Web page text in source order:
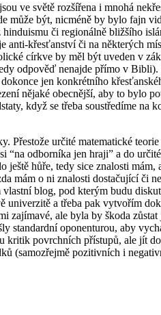
ve světě rozšířena i mnohá
může být, nicméně by bylo fajn
či regionálně bližšího
anti-křesťanství či na některých
církve by měl být uveden v
odpověď nenajde přímo v Bibli).
jen konkrétního
nějaké obecnější, aby to bylo
když se třeba soustředíme na
Přestože určité matematické
“na odborníka jen hraji” a do
hůře, tedy sice znalosti mám,
mám o ni znalosti dostačující či
blog, pod kterým budu
univerzitě a třeba pak vytvořím
zajímavé, ale byla by škoda
oponenturou, aby
kritik povrchních přístupů, ale jít
(samozřejmě pozitivních i